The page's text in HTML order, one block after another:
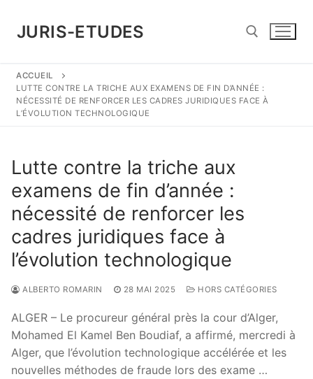
contenu
JURIS-ETUDES
Rechercher :
ACCUEIL
LUTTE CONTRE LA TRICHE AUX EXAMENS DE FIN D’ANNÉE :
NÉCESSITÉ DE RENFORCER LES CADRES JURIDIQUES FACE À
L’ÉVOLUTION TECHNOLOGIQUE
Lutte contre la triche aux
examens de fin d’année :
nécessité de renforcer les
cadres juridiques face à
l’évolution technologique
ALBERTO ROMARIN 28 MAI 2025 HORS CATÉGORIES
ALGER – Le procureur général près la cour d’Alger,
Mohamed El Kamel Ben Boudiaf, a affirmé, mercredi à
Alger, que l’évolution technologique accélérée et les
nouvelles méthodes de fraude lors des exame …